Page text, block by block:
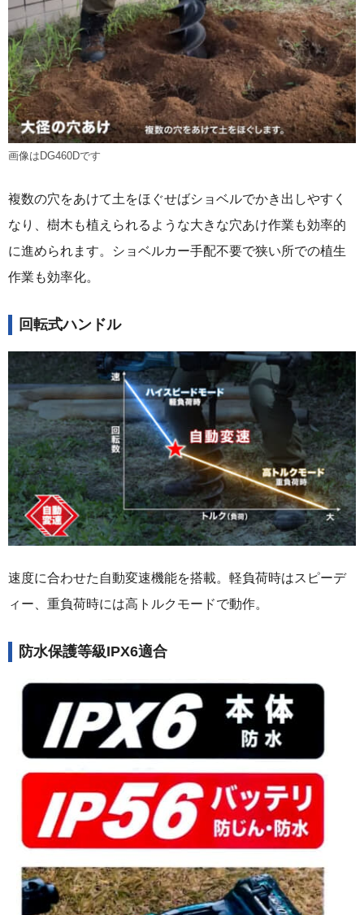
画像はDG460Dです
複数の穴をあけて土をほぐせばショベルでかき出しやすく
なり、樹木も植えられるような大きな穴あけ作業も効率的
に進められます。ショベルカー手配不要で狭い所での植生
作業も効率化。
回転式ハンドル
速度に合わせた自動変速機能を搭載。軽負荷時はスピーデ
ィー、重負荷時には高トルクモードで動作。
防水保護等級IPX6適合